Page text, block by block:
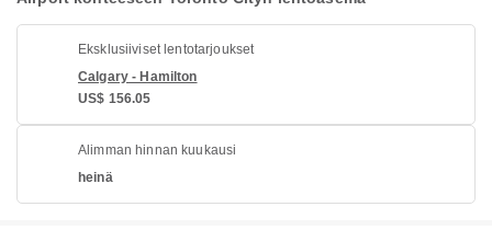
Eksklusiiviset lentotarjoukset
Calgary - Hamilton
US$ 156.05
Alimman hinnan kuukausi
heinä